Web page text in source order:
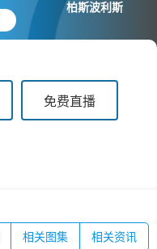
柏斯波利斯
免费直播
相关图集 相关资讯